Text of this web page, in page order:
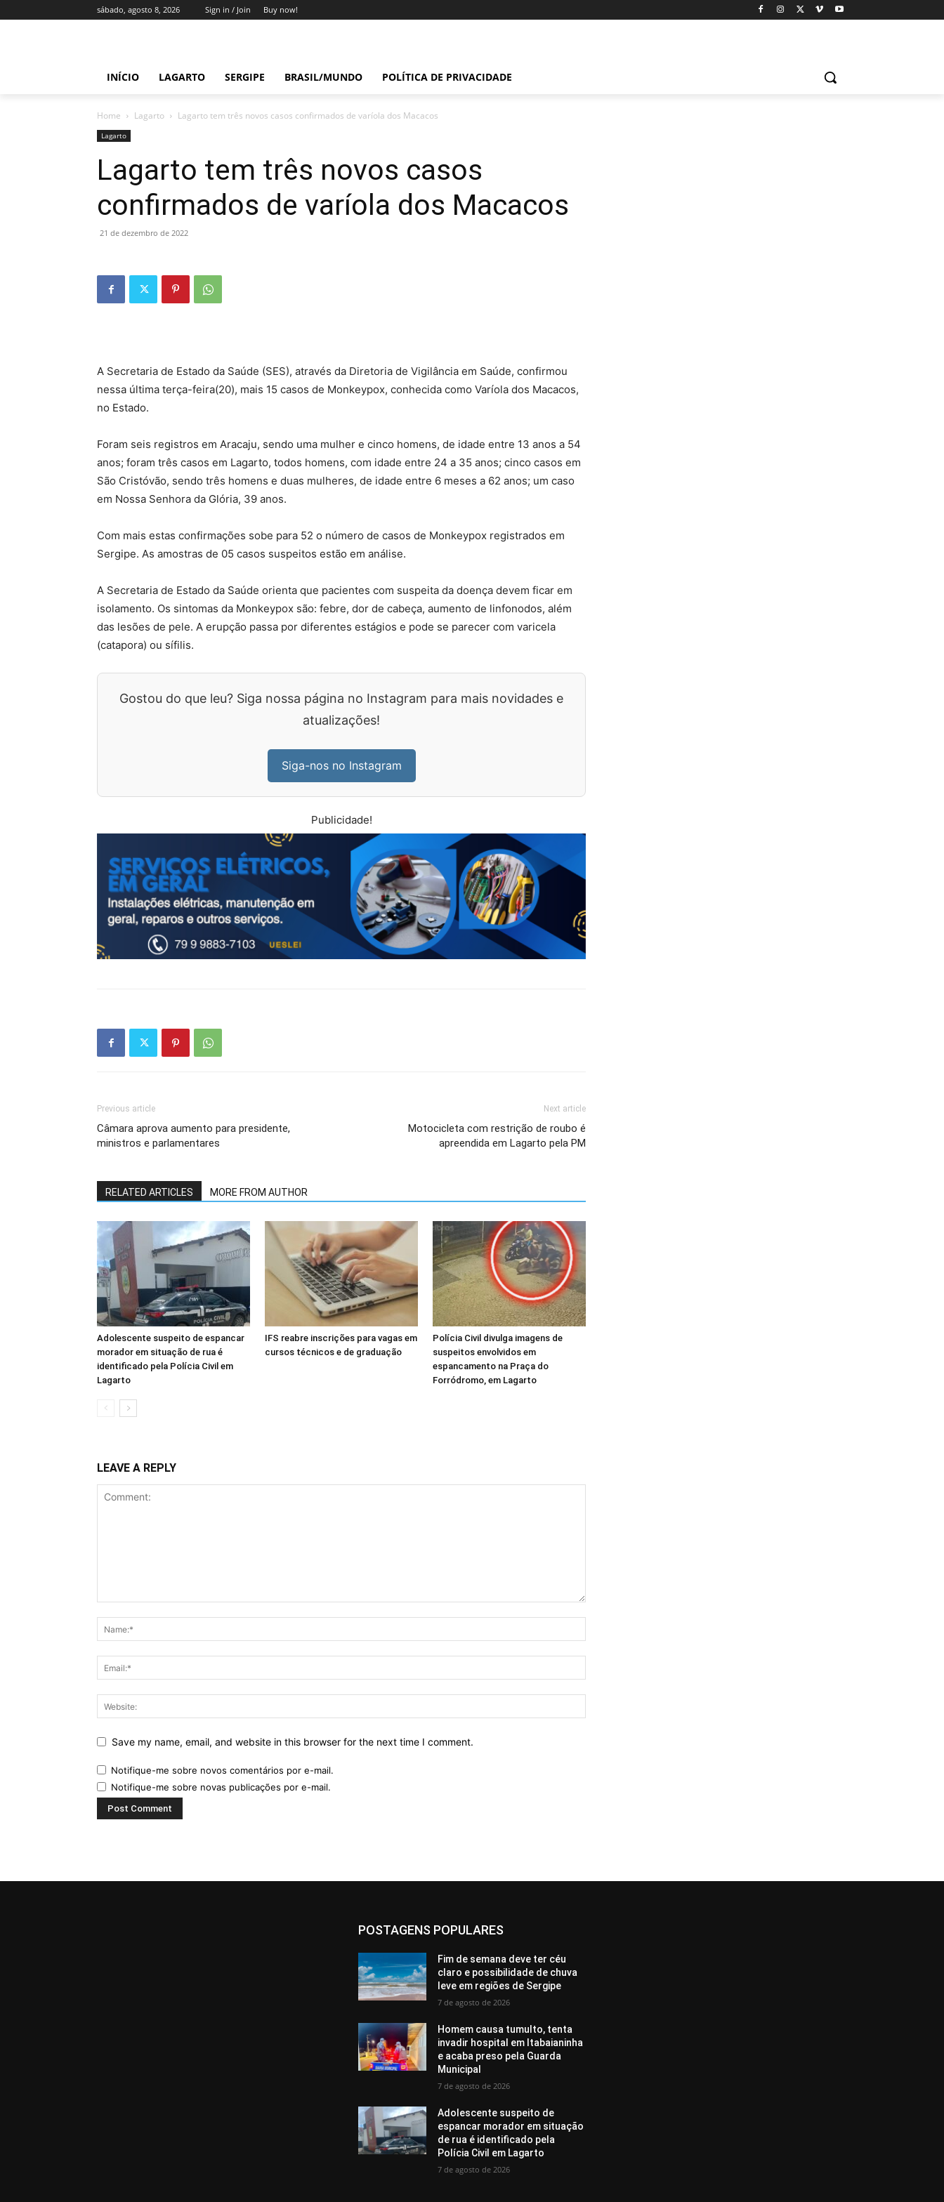
sábado, agosto 8, 2026 Sign in / Join Buy now!
INÍCIO LAGARTO SERGIPE BRASIL/MUNDO POLÍTICA DE PRIVACIDADE
Home Lagarto Lagarto tem três novos casos confirmados de varíola dos Macacos
Lagarto
Lagarto tem três novos casos
confirmados de varíola dos Macacos
21 de dezembro de 2022
A Secretaria de Estado da Saúde (SES), através da Diretoria de Vigilância em Saúde, confirmou
nessa última terça-feira(20), mais 15 casos de Monkeypox, conhecida como Varíola dos Macacos,
no Estado.
Foram seis registros em Aracaju, sendo uma mulher e cinco homens, de idade entre 13 anos a 54
anos; foram três casos em Lagarto, todos homens, com idade entre 24 a 35 anos; cinco casos em
São Cristóvão, sendo três homens e duas mulheres, de idade entre 6 meses a 62 anos; um caso
em Nossa Senhora da Glória, 39 anos.
Com mais estas confirmações sobe para 52 o número de casos de Monkeypox registrados em
Sergipe. As amostras de 05 casos suspeitos estão em análise.
A Secretaria de Estado da Saúde orienta que pacientes com suspeita da doença devem ficar em
isolamento. Os sintomas da Monkeypox são: febre, dor de cabeça, aumento de linfonodos, além
das lesões de pele. A erupção passa por diferentes estágios e pode se parecer com varicela
(catapora) ou sífilis.
Gostou do que leu? Siga nossa página no Instagram para mais novidades e
atualizações!
Siga-nos no Instagram
Publicidade!
Previous article
Câmara aprova aumento para presidente,
ministros e parlamentares
Next article
Motocicleta com restrição de roubo é
apreendida em Lagarto pela PM
RELATED ARTICLES MORE FROM AUTHOR
Adolescente suspeito de espancar
morador em situação de rua é
identificado pela Polícia Civil em
Lagarto
IFS reabre inscrições para vagas em
cursos técnicos e de graduação
Polícia Civil divulga imagens de
suspeitos envolvidos em
espancamento na Praça do
Forródromo, em Lagarto
LEAVE A REPLY
Save my name, email, and website in this browser for the next time I comment.
Notifique-me sobre novos comentários por e-mail.
Notifique-me sobre novas publicações por e-mail.
POSTAGENS POPULARES
Fim de semana deve ter céu
claro e possibilidade de chuva
leve em regiões de Sergipe
7 de agosto de 2026
Homem causa tumulto, tenta
invadir hospital em Itabaianinha
e acaba preso pela Guarda
Municipal
7 de agosto de 2026
Adolescente suspeito de
espancar morador em situação
de rua é identificado pela
Polícia Civil em Lagarto
7 de agosto de 2026